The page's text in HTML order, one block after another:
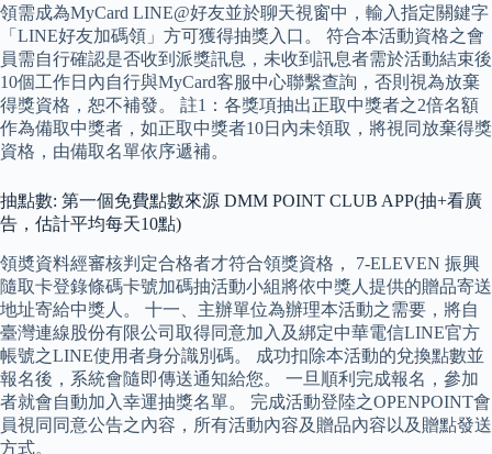
領需成為MyCard LINE@好友並於聊天視窗中，輸入指定關鍵字
「LINE好友加碼領」方可獲得抽獎入口。 符合本活動資格之會
員需自行確認是否收到派獎訊息，未收到訊息者需於活動結束後
10個工作日內自行與MyCard客服中心聯繫查詢，否則視為放棄
得獎資格，恕不補發。 註1：各獎項抽出正取中獎者之2倍名額
作為備取中獎者，如正取中獎者10日內未領取，將視同放棄得獎
資格，由備取名單依序遞補。
抽點數: 第一個免費點數來源 DMM POINT CLUB APP(抽+看廣
告，估計平均每天10點)
領奬資料經審核判定合格者才符合領獎資格， 7-ELEVEN 振興
隨取卡登錄條碼卡號加碼抽活動小組將依中獎人提供的贈品寄送
地址寄給中獎人。 十一、主辦單位為辦理本活動之需要，將自
臺灣連線股份有限公司取得同意加入及綁定中華電信LINE官方
帳號之LINE使用者身分識別碼。 成功扣除本活動的兌換點數並
報名後，系統會隨即傳送通知給您。 一旦順利完成報名，參加
者就會自動加入幸運抽獎名單。 完成活動登陸之OPENPOINT會
員視同同意公告之內容，所有活動內容及贈品內容以及贈點發送
方式。